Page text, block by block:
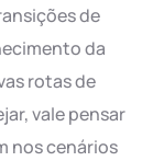
de
da
rotas de
vale pensar
nos cenários